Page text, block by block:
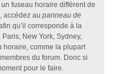
un fuseau horaire différent de
accédez au panneau de
qu’il corresponde à la
New York, Sydney,
horaire, comme la plupart
du forum. Donc si
pour le faire.